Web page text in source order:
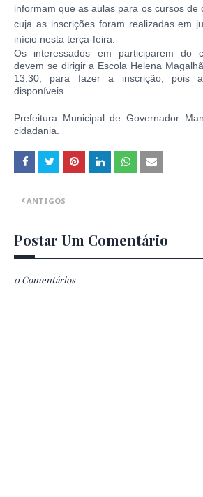
informam que as aulas para os cursos de
cuja as inscrições foram realizadas em
início nesta terça-feira.
Os interessados em participarem do
devem se dirigir a Escola Helena
13:30, para fazer a inscrição, pois
disponíveis.
Prefeitura Municipal de Governador
cidadania.
ANTIGOS
Postar Um Comentário
0 Comentários